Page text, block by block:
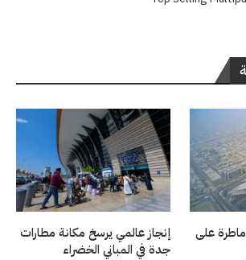
على
إنجاز عالمي يرسخ مكانة مطارات
جدة في المباني الخضراء